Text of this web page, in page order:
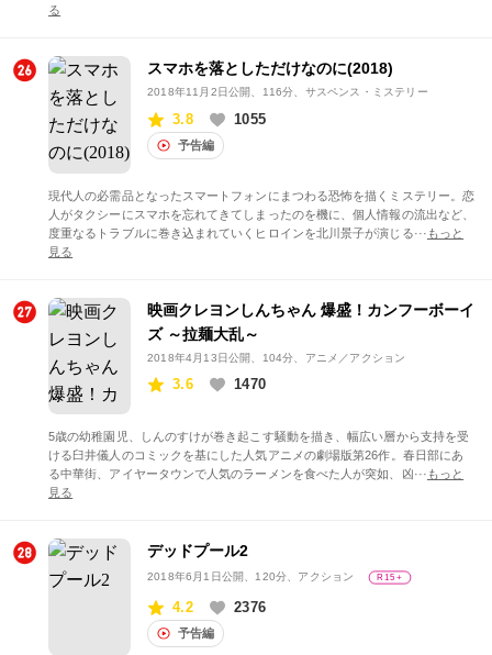
る
スマホを落としただけなのに(2018)
2018年11月2日公開 、116分、サスペンス・ミステリー
3.8 1055
予告編
現代人の必需品となったスマートフォンにまつわる恐怖を描くミステリー。恋
人がタクシーにスマホを忘れてきてしまったのを機に、個人情報の流出など、
度重なるトラブルに巻き込まれていくヒロインを北川景子が演じる··· もっと
見る
映画クレヨンしんちゃん 爆盛！カンフーボーイ
ズ ～拉麺大乱～
2018年4月13日公開 、104分、アニメ／アクション
3.6 1470
5歳の幼稚園児、しんのすけが巻き起こす騒動を描き、幅広い層から支持を受
ける臼井儀人のコミックを基にした人気アニメの劇場版第26作。春日部にあ
る中華街、アイヤータウンで人気のラーメンを食べた人が突如、凶··· もっと
見る
デッドプール2
2018年6月1日公開 、120分、アクション R15+
4.2 2376
予告編